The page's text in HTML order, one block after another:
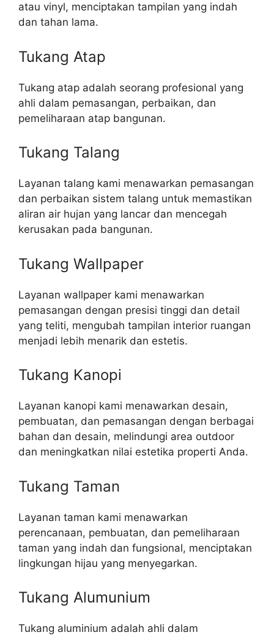
atau vinyl, menciptakan tampilan yang indah
dan tahan lama.
Tukang Atap
Tukang atap adalah seorang profesional yang
ahli dalam pemasangan, perbaikan, dan
pemeliharaan atap bangunan.
Tukang Talang
Layanan talang kami menawarkan pemasangan
dan perbaikan sistem talang untuk memastikan
aliran air hujan yang lancar dan mencegah
kerusakan pada bangunan.
Tukang Wallpaper
Layanan wallpaper kami menawarkan
pemasangan dengan presisi tinggi dan detail
yang teliti, mengubah tampilan interior ruangan
menjadi lebih menarik dan estetis.
Tukang Kanopi
Layanan kanopi kami menawarkan desain,
pembuatan, dan pemasangan dengan berbagai
bahan dan desain, melindungi area outdoor
dan meningkatkan nilai estetika properti Anda.
Tukang Taman
Layanan taman kami menawarkan
perencanaan, pembuatan, dan pemeliharaan
taman yang indah dan fungsional, menciptakan
lingkungan hijau yang menyegarkan.
Tukang Alumunium
Tukang aluminium adalah ahli dalam